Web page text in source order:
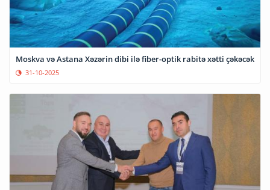
Moskva və Astana Xəzərin dibi ilə fiber-optik rabitə xətti çəkəcək
31-10-2025